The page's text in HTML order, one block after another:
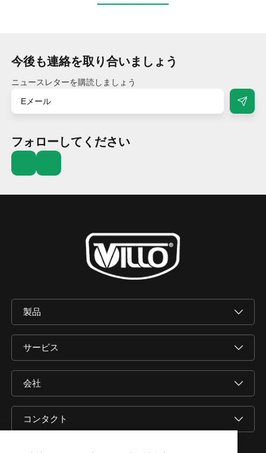
今後も連絡を取り合いましょう
ニュースレターを購読しましょう
フォローしてください
製品
サービス
会社
コンタクト